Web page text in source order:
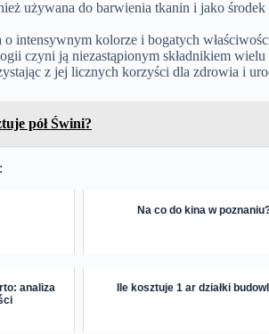
używana do barwienia tkanin i jako
intensywnym kolorze i bogatych
czyni ją niezastąpionym składnikiem
z jej licznych korzyści dla zdrowia i
pół Świni?
Na co do kina w
analiza
Ile kosztuje 1 ar działki